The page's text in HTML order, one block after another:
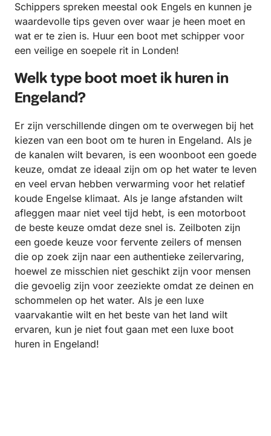
Schippers spreken meestal ook Engels en kunnen je
waardevolle tips geven over waar je heen moet en
wat er te zien is. Huur een boot met schipper voor
een veilige en soepele rit in Londen!
Welk type boot moet ik huren in
Engeland?
Er zijn verschillende dingen om te overwegen bij het
kiezen van een boot om te huren in Engeland. Als je
de kanalen wilt bevaren, is een woonboot een goede
keuze, omdat ze ideaal zijn om op het water te leven
en veel ervan hebben verwarming voor het relatief
koude Engelse klimaat. Als je lange afstanden wilt
afleggen maar niet veel tijd hebt, is een motorboot
de beste keuze omdat deze snel is. Zeilboten zijn
een goede keuze voor fervente zeilers of mensen
die op zoek zijn naar een authentieke zeilervaring,
hoewel ze misschien niet geschikt zijn voor mensen
die gevoelig zijn voor zeeziekte omdat ze deinen en
schommelen op het water. Als je een luxe
vaarvakantie wilt en het beste van het land wilt
ervaren, kun je niet fout gaan met een luxe boot
huren in Engeland!